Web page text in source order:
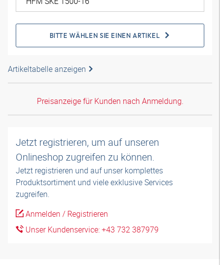
BITTE WÄHLEN SIE EINEN ARTIKEL
Artikeltabelle anzeigen
Preisanzeige für Kunden nach Anmeldung.
Jetzt registrieren, um auf unseren
Onlineshop zugreifen zu können.
Jetzt registrieren und auf unser komplettes
Produktsortiment und viele exklusive Services
zugreifen.
Anmelden / Registrieren
Unser Kundenservice: +43 732 387979